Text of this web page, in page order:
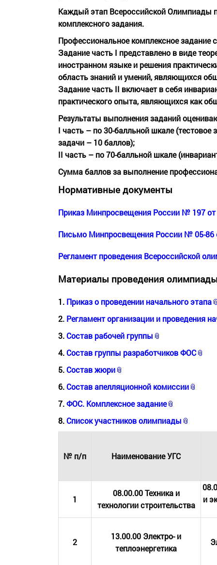
Каждый этап Всероссийской Олимпиады
комплексного задания.
Профессиональное комплексное задание
Задание часть I представлено в виде
иностранном языке и решения
область знаний и умений, являющихся
Задание часть II включает в себя
практического опыта, являющихся как
Результаты выполнения заданий
I часть – по 30-балльной шкале (тестовое
задачи – 10 баллов);
II часть – по 70-балльной шкале
Сумма баллов за выполнение
Нормативные документы
Приказ Минпросвещения России № 197 от
Письмо Минпросвещения России № 05-86
Регламент проведения Всероссийской
Материалы проведения
1. Приказ о проведении начального этапа
2. Регламент организации и проведения
3. Состав рабочей группы
4. Состав группы разработчиков ФОС
5. Состав жюри
6. Состав апелляционной комиссии
7.ФОС. Комплексное задание
8. Список участников олимпиады
№ п/п Наименование УГС
1
08.00.00 Техника и
технологии строительства
и
2
13.00.00 Электро- и
теплоэнергетика